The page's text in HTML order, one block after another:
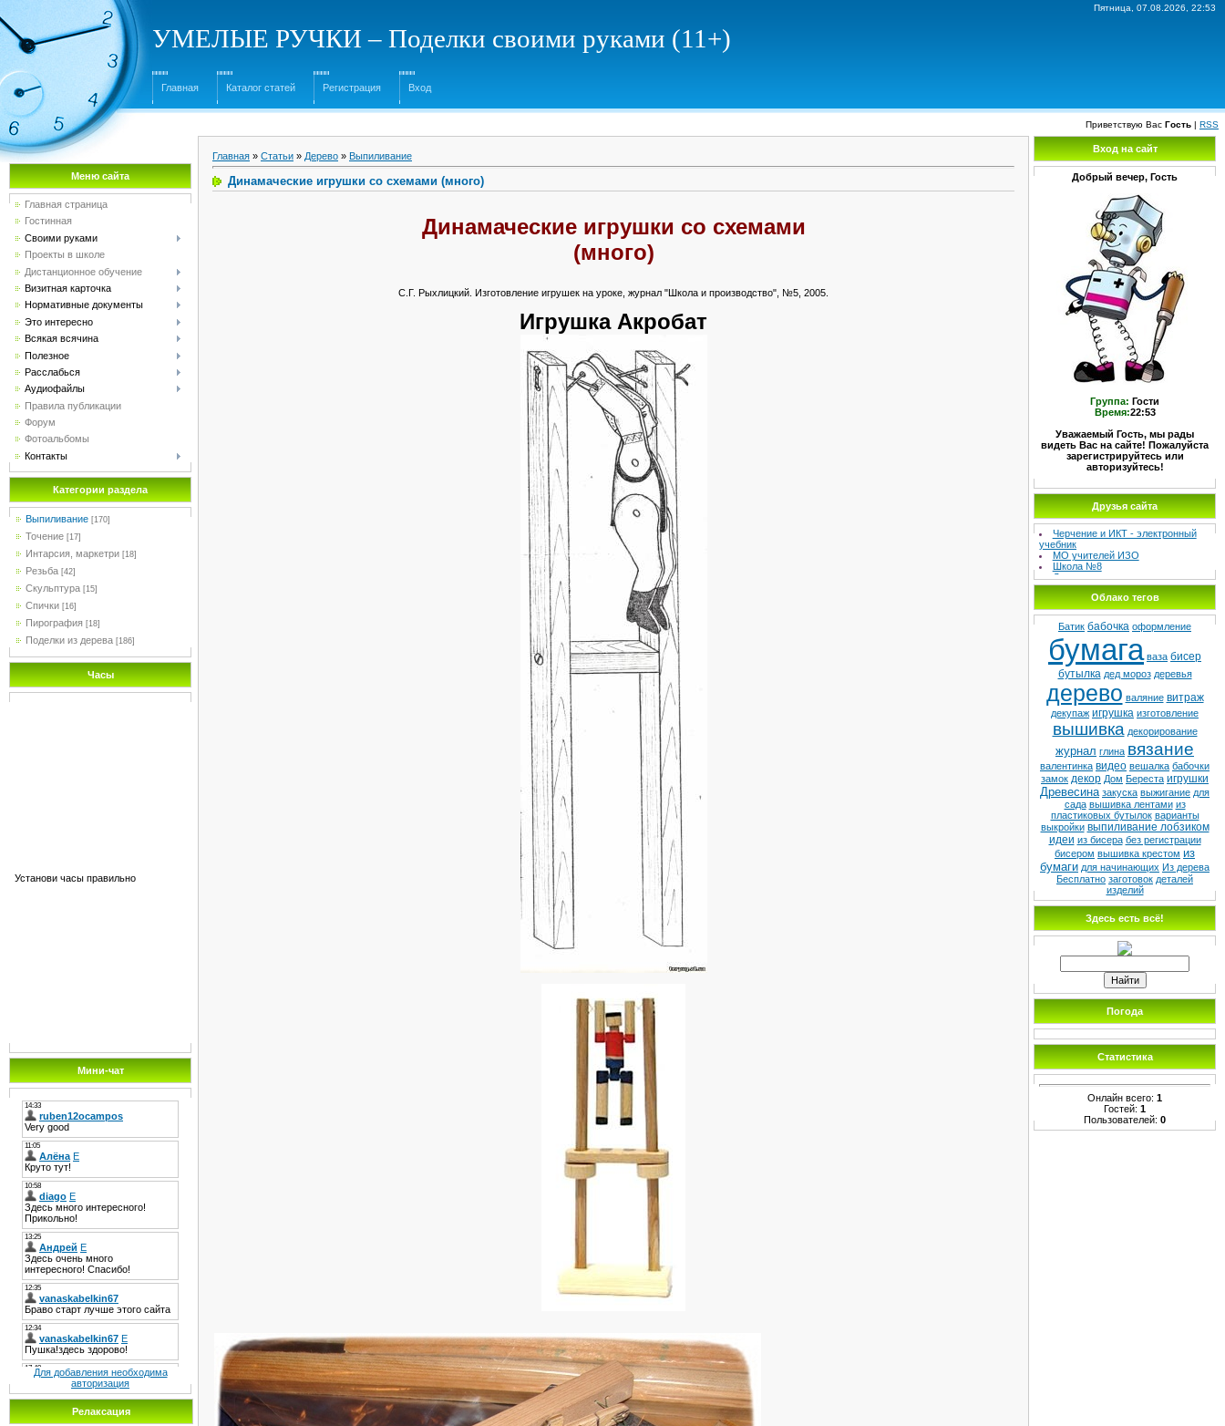
Пятница, 07.08.2026, 22:53
УМЕЛЫЕ РУЧКИ – Поделки своими руками (11+)
Главная Каталог статей Регистрация Вход
Приветствую Вас Гость | RSS
Меню сайта
Главная страница
Гостинная
Своими руками
Проекты в школе
Дистанционное обучение
Визитная карточка
Нормативные документы
Это интересно
Всякая всячина
Полезное
Расслабься
Аудиофайлы
Правила публикации
Форум
Фотоальбомы
Контакты
Категории раздела
Выпиливание [170]
Точение [17]
Интарсия, маркетри [18]
Резьба [42]
Скульптура [15]
Спички [16]
Пирография [18]
Поделки из дерева [186]
Часы
Установи часы правильно
Мини-чат
Для добавления необходима
авторизация
Релаксация
Главная » Статьи » Дерево » Выпиливание
Динамаческие игрушки со схемами (много)
Динамаческие игрушки со схемами
(много)
С.Г. Рыхлицкий. Изготовление игрушек на уроке, журнал "Школа и производство", №5, 2005.
Игрушка Акробат
Вход на сайт
Добрый вечер, Гость
Группа: Гости
Время:22:53
Уважаемый Гость, мы рады
видеть Вас на сайте! Пожалуйста
зарегистрируйтесь или
авторизуйтесь!
Друзья сайта
МЕТОДИЧЕСКИЙ СУНДУЧОК –
Сайт учителя изо и черчения
Черчение и ИКТ - электронный
учебник
МО учителей ИЗО
Школа №8
Детская худ. школа
Облако тегов
Батик бабочка оформление
бумага ваза бисер
бутылка дед мороз деревья
дерево валяние витраж
декупаж игрушка изготовление
вышивка декорирование
журнал глина вязание
валентинка видео вешалка бабочки
замок декор Дом Береста игрушки
Древесина закуска выжигание для
сада вышивка лентами из
пластиковых бутылок варианты
выкройки выпиливание лобзиком
идеи из бисера без регистрации
бисером вышивка крестом из
бумаги для начинающих Из дерева
Бесплатно заготовок деталей
изделий
Здесь есть всё!
Погода
Статистика
Онлайн всего: 1
Гостей: 1
Пользователей: 0